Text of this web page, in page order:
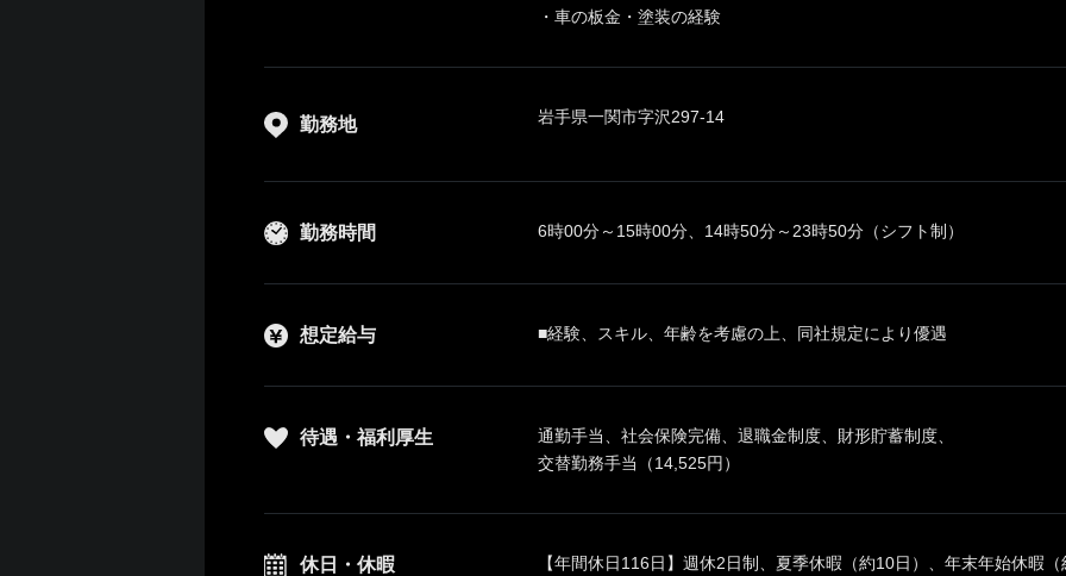
・車の板金・塗装の経験
勤務地 岩手県一関市字沢297-14
勤務時間 6時00分～15時00分、14時50分～23時50分（シフト制）
想定給与 ■経験、スキル、年齢を考慮の上、同社規定により優遇
待遇・福利厚生
通勤手当、社会保険完備、退職金制度、財形貯蓄制度、
交替勤務手当（14,525円）
休日・休暇 【年間休日116日】週休2日制、夏季休暇（約10日）、年末年始休暇